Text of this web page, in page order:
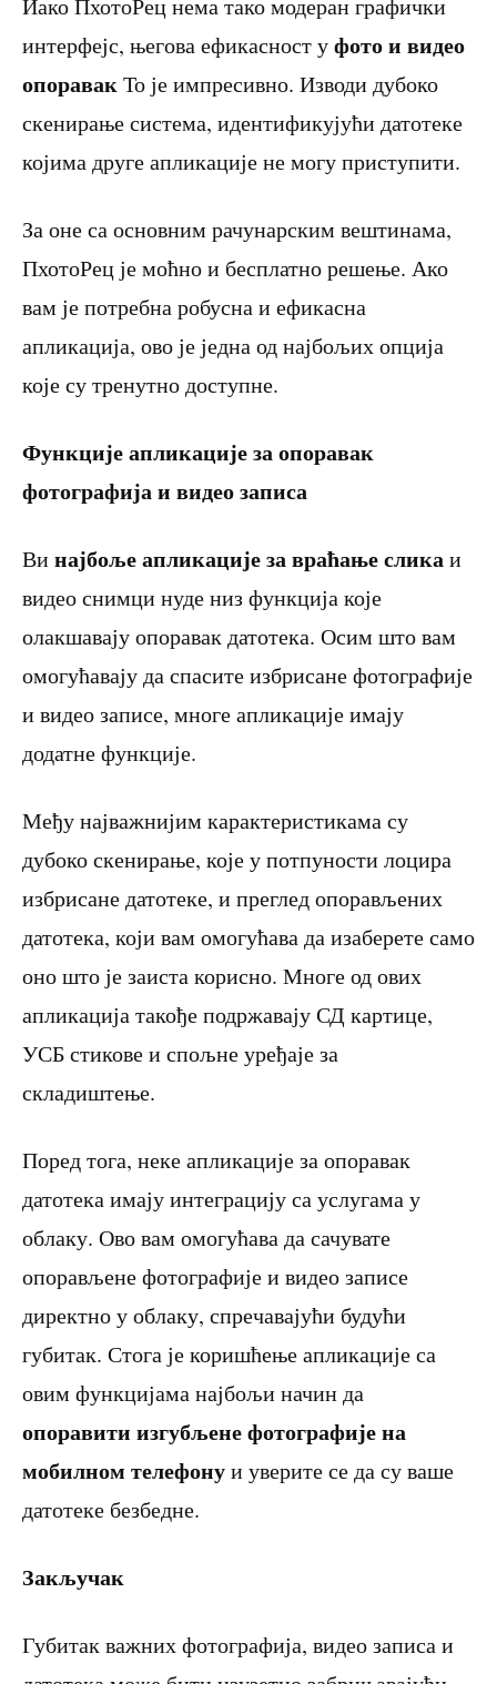
Иако ПхотоРец нема тако модеран графички
интерфејс, његова ефикасност уфото и видео
опоравакТо је импресивно. Изводи дубоко
скенирање система, идентификујући датотеке
којима друге апликације не могу приступити.
За оне са основним рачунарским вештинама,
ПхотоРец је моћно и бесплатно решење. Ако
вам је потребна робусна и ефикасна
апликација, ово је једна од најбољих опција
које су тренутно доступне.
Функције апликације за опоравак
фотографија и видео записа
Винајбоље апликације за враћање сликаи
видео снимци нуде низ функција које
олакшавају опоравак датотека. Осим што вам
омогућавају да спасите избрисане фотографије
и видео записе, многе апликације имају
додатне функције.
Међу најважнијим карактеристикама су
дубоко скенирање, које у потпуности лоцира
избрисане датотеке, и преглед опорављених
датотека, који вам омогућава да изаберете само
оно што је заиста корисно. Многе од ових
апликација такође подржавају СД картице,
УСБ стикове и спољне уређаје за
складиштење.
Поред тога, неке апликације за опоравак
датотека имају интеграцију са услугама у
облаку. Ово вам омогућава да сачувате
опорављене фотографије и видео записе
директно у облаку, спречавајући будући
губитак. Стога је коришћење апликације са
овим функцијама најбољи начин да
опоравити изгубљене фотографије на
мобилном телефонуи уверите се да су ваше
датотеке безбедне.
Закључак
Губитак важних фотографија, видео записа и